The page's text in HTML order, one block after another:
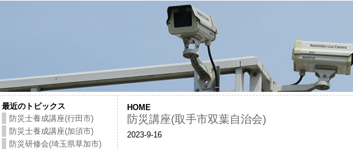
最近のトピックス
防災士養成講座(行田市)
防災士養成講座(加須市)
防災研修会(埼玉県草加市)
HOME
防災講座(取手市双葉自治会)
2023-9-16